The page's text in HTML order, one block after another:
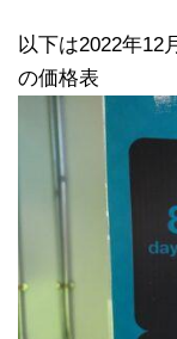
以下は2022年12
の価格表